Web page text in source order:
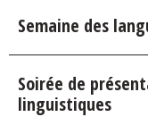
Semaine des
Soirée de
linguistiques